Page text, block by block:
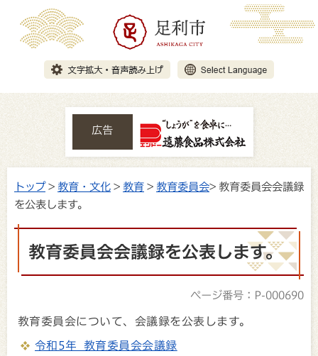
広告
トップ> 教育・文化 > 教育 > 教育委員会> 教育委員会会議録
を公表します。
教育委員会会議録を公表します。
ページ番号：P-000690
教育委員会について、会議録を公表します。
令和5年 教育委員会会議録